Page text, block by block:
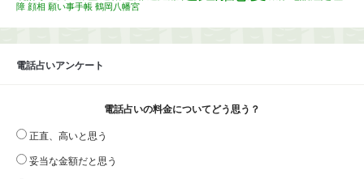
障 顔相 願い事手帳 鶴岡八幡宮
電話占いアンケート
電話占いの料金についてどう思う？
正直、高いと思う
妥当な金額だと思う